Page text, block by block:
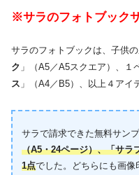
※サラのフォトブック
サラのフォトブックは、子供
ク 」（A5／A5スクエア）、１
ス 」（A4／B5）、以上４アイ
サラで請求できた無料サン
（A5・24ページ）、「サラ
1点でした。どちらにも画